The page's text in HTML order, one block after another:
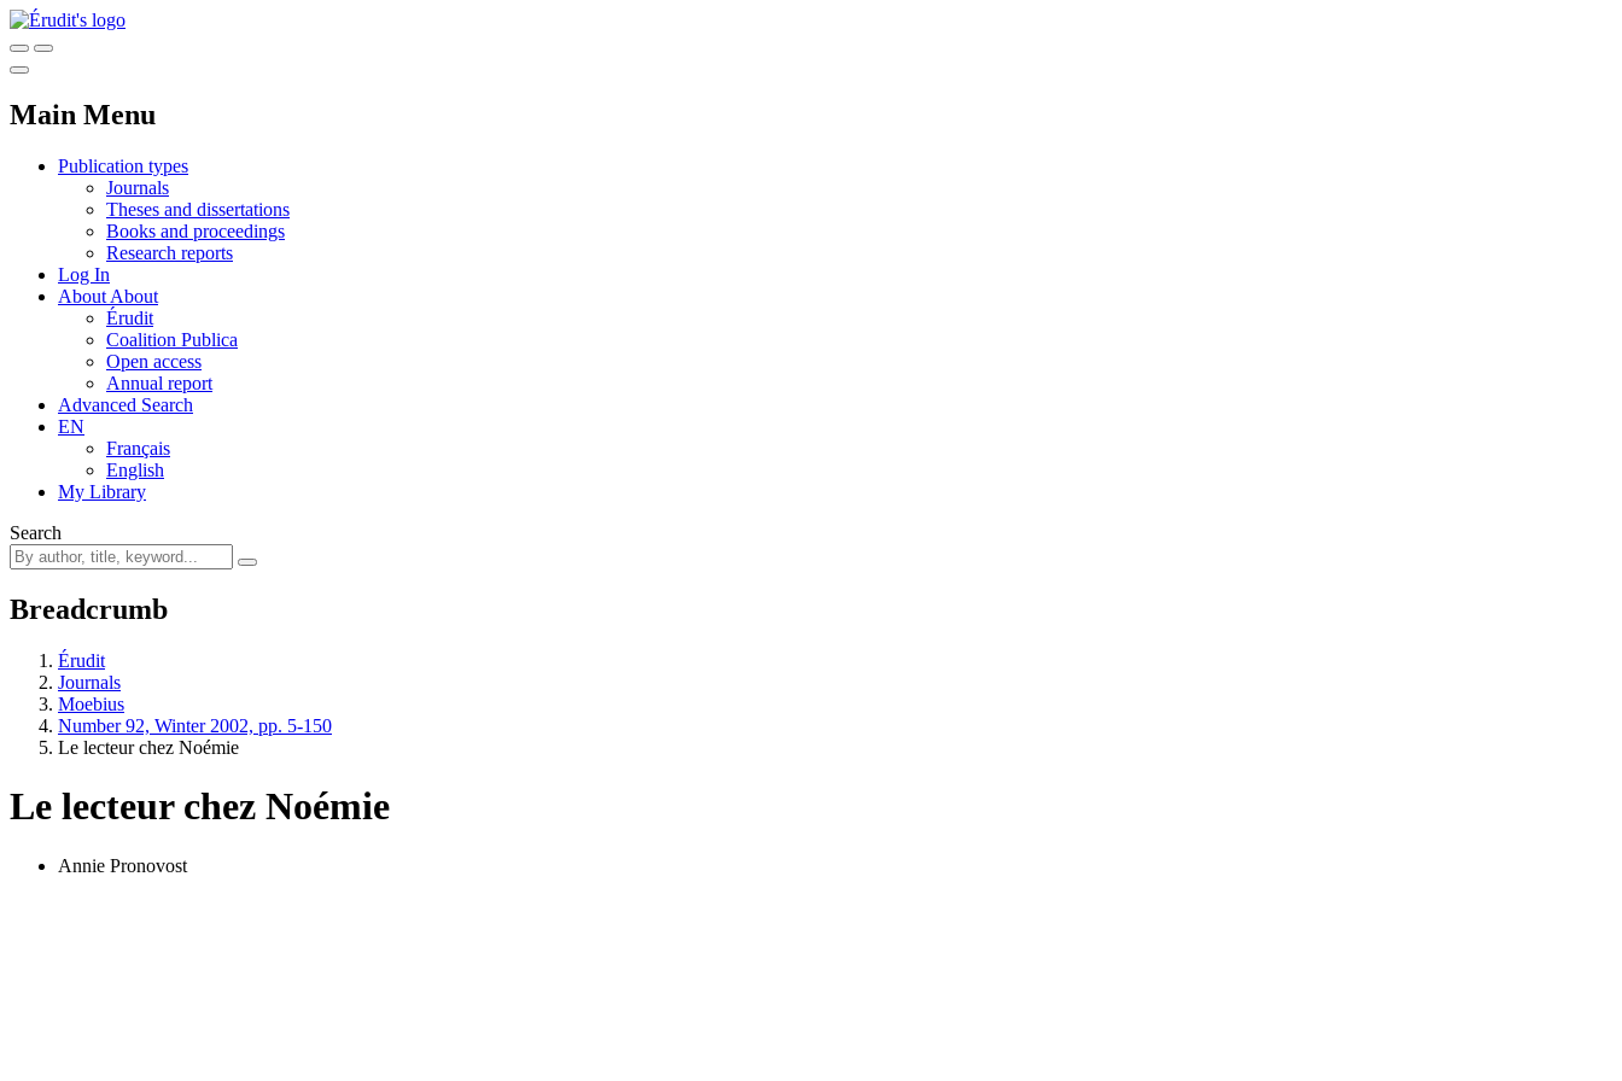
Main Menu
Publication types
Journals
Theses and dissertations
Books and proceedings
Research reports
Log In
About About
Érudit
Coalition Publica
Open access
Annual report
Advanced Search
EN
Français
English
My Library
Search
Breadcrumb
Érudit
Journals
Moebius
Number 92, Winter 2002, pp. 5-150
Le lecteur chez Noémie
Le lecteur chez Noémie
Annie Pronovost